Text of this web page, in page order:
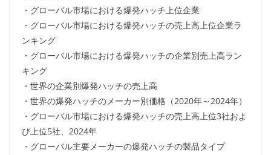
・グローバル市場における爆発ハッチ上位企業
・グローバル市場における爆発ハッチの売上高上位企業ラ
ンキング
・グローバル市場における爆発ハッチの企業別売上高ラン
キング
・世界の企業別爆発ハッチの売上高
・世界の爆発ハッチのメーカー別価格（2020年～2024年）
・グローバル市場における爆発ハッチの売上高上位3社およ
び上位5社、2024年
・グローバル主要メーカーの爆発ハッチの製品タイプ